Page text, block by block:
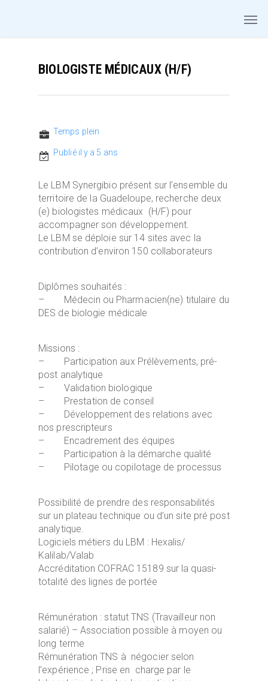
BIOLOGISTE MÉDICAUX (H/F)
Temps plein
Publié il y a 5 ans
Le LBM Synergibio présent sur l’ensemble du
territoire de la Guadeloupe, recherche deux
(e) biologistes médicaux (H/F) pour
accompagner son développement.
Le LBM se déploie sur 14 sites avec la
contribution d’environ 150 collaborateurs
Diplômes souhaités :
– Médecin ou Pharmacien(ne) titulaire du
DES de biologie médicale
Missions :
– Participation aux Prélèvements, pré-
post analytique
– Validation biologique
– Prestation de conseil
– Développement des relations avec
nos prescripteurs
– Encadrement des équipes
– Participation à la démarche qualité
– Pilotage ou copilotage de processus
Possibilité de prendre des responsabilités
sur un plateau technique ou d’un site pré post
analytique.
Logiciels métiers du LBM : Hexalis/
Kalilab/Valab
Accréditation COFRAC 15189 sur la quasi-
totalité des lignes de portée
Rémunération : statut TNS (Travailleur non
salarié) – Association possible à moyen ou
long terme
Rémunération TNS à négocier selon
l’expérience ; Prise en charge par le